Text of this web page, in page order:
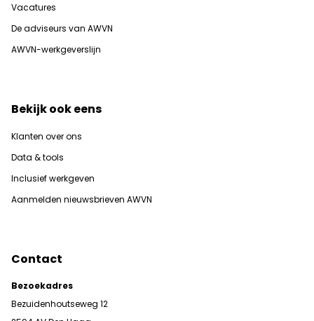
Vacatures
De adviseurs van AWVN
AWVN-werkgeverslijn
Bekijk ook eens
Klanten over ons
Data & tools
Inclusief werkgeven
Aanmelden nieuwsbrieven AWVN
Contact
Bezoekadres
Bezuidenhoutseweg 12